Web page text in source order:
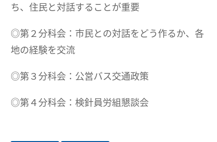
ち、住民と対話することが重要
◎第２分科会：市民との対話をどう作るか、各
地の経験を交流
◎第３分科会：公営バス交通政策
◎第４分科会：検針員労組懇談会